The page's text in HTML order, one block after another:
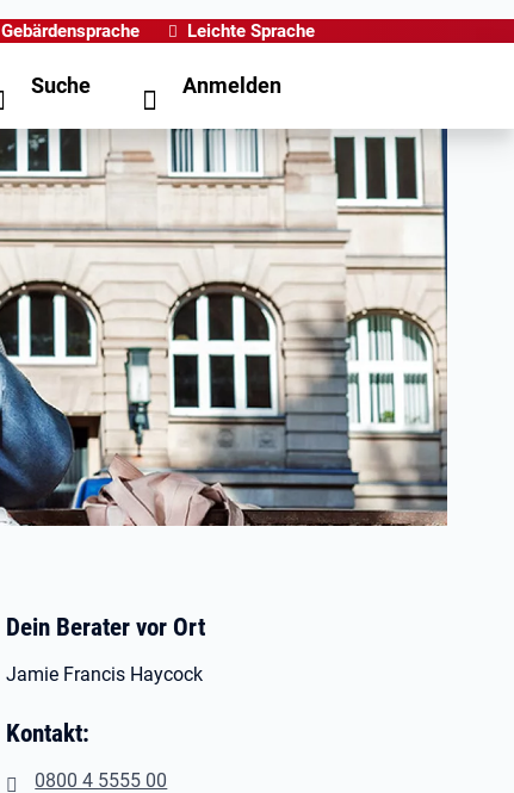
Gebärdensprache Leichte Sprache
Suche Anmelden
Dein Berater vor Ort
Jamie Francis Haycock
Kontakt:
0800 4 5555 00